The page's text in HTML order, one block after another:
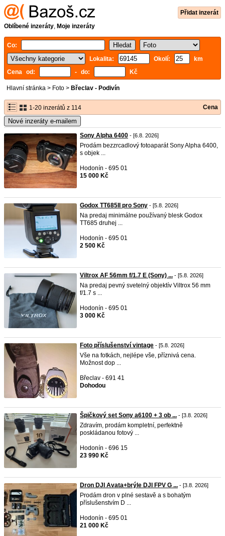
Přidat inzerát
Oblíbené inzeráty, Moje inzeráty
Co:
Lokalita:
Okolí:
km
Cena od:
- do: Kč
Hlavní stránka > Foto > Břeclav - Podivín
1-20 inzerátů z 114 Cena
Nové inzeráty e-mailem
Sony Alpha 6400 - [6.8. 2026]
Prodám bezzrcadlový fotoaparát Sony Alpha 6400,
s objek ...
Hodonín - 695 01
15 000 Kč
Godox TT685II pro Sony - [5.8. 2026]
Na predaj minimálne používaný blesk Godox
TT685 druhej ...
Hodonín - 695 01
2 500 Kč
Viltrox AF 56mm f/1.7 E (Sony) ... - [5.8. 2026]
Na predaj pevný svetelný objektív Viltrox 56 mm
f/1.7 s ...
Hodonín - 695 01
3 000 Kč
Foto příslušenství vintage - [5.8. 2026]
Vše na fotkách, nejlépe vše, příznivá cena.
Možnost dop ...
Břeclav - 691 41
Dohodou
Špičkový set Sony a6100 + 3 ob ... - [3.8. 2026]
Zdravím, prodám kompletní, perfektně
poskládanou fotový ...
Hodonín - 696 15
23 990 Kč
Dron DJI Avata+brýle DJI FPV G ... - [3.8. 2026]
Prodám dron v plné sestavě a s bohatým
příslušenstvím D ...
Hodonín - 695 01
21 000 Kč